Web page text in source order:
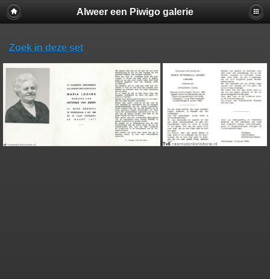
Alweer een Piwigo galerie
Zoek in deze set